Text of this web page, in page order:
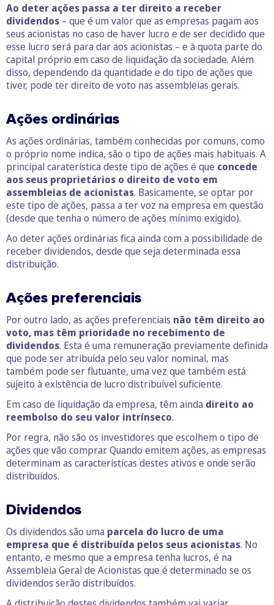
Ao deter ações passa a ter direito a receber
dividendos – que é um valor que as empresas pagam aos
seus acionistas no caso de haver lucro e de ser decidido que
esse lucro será para dar aos acionistas – e à quota parte do
capital próprio em caso de liquidação da sociedade. Além
disso, dependendo da quantidade e do tipo de ações que
tiver, pode ter direito de voto nas assembleias gerais.
Ações ordinárias
As ações ordinárias, também conhecidas por comuns, como
o próprio nome indica, são o tipo de ações mais habituais. A
principal caraterística deste tipo de ações é que concede
aos seus proprietários o direito de voto em
assembleias de acionistas. Basicamente, se optar por
este tipo de ações, passa a ter voz na empresa em questão
(desde que tenha o número de ações mínimo exigido).
Ao deter ações ordinárias fica ainda com a possibilidade de
receber dividendos, desde que seja determinada essa
distribuição.
Ações preferenciais
Por outro lado, as ações preferenciais não têm direito ao
voto, mas têm prioridade no recebimento de
dividendos. Esta é uma remuneração previamente definida
que pode ser atribuída pelo seu valor nominal, mas
também pode ser flutuante, uma vez que também está
sujeito à existência de lucro distribuível suficiente.
Em caso de liquidação da empresa, têm ainda direito ao
reembolso do seu valor intrínseco.
Por regra, não são os investidores que escolhem o tipo de
ações que vão comprar. Quando emitem ações, as empresas
determinam as características destes ativos e onde serão
distribuídos.
Dividendos
Os dividendos são uma parcela do lucro de uma
empresa que é distribuída pelos seus acionistas. No
entanto, e mesmo que a empresa tenha lucros, é na
Assembleia Geral de Acionistas que é determinado se os
dividendos serão distribuídos.